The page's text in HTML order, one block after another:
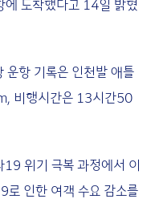
에 도착했다고 14일 밝혔
운항 기록은 인천발 애틀
비행시간은 13시간50
19 위기 극복 과정에서 이
로 인한 여객 수요 감소를